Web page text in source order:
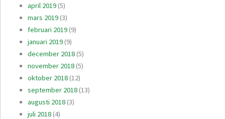
april 2019(5)
mars 2019(3)
februari 2019(9)
januari 2019(9)
december 2018(5)
november 2018(5)
oktober 2018(12)
september 2018(13)
augusti 2018(3)
juli 2018(4)